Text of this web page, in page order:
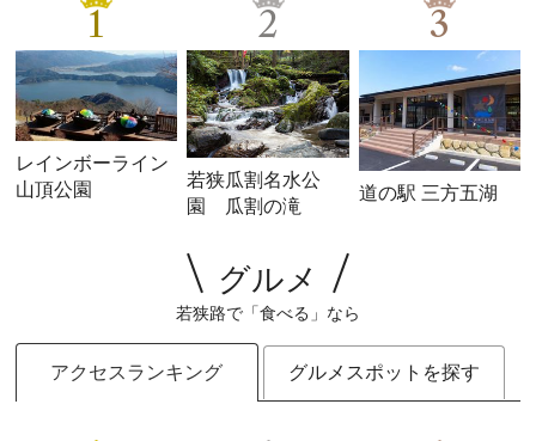
1
レインボーライン
山頂公園
2
若狭瓜割名水公
園 瓜割の滝
3
道の駅 三方五湖
グルメ
若狭路で「食べる」なら
アクセスランキング グルメスポットを探す